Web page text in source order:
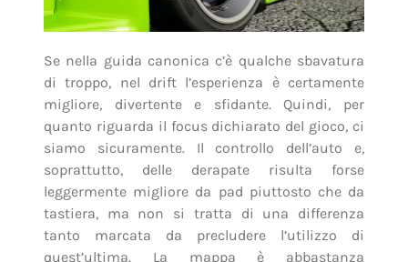
Se nella guida canonica c’è qualche sbavatura
di troppo, nel drift l’esperienza è certamente
migliore, divertente e sfidante. Quindi, per
quanto riguarda il focus dichiarato del gioco, ci
siamo sicuramente. Il controllo dell’auto e,
soprattutto, delle derapate risulta forse
leggermente migliore da pad piuttosto che da
tastiera, ma non si tratta di una differenza
tanto marcata da precludere l’utilizzo di
quest’ultima. La mappa è abbastanza